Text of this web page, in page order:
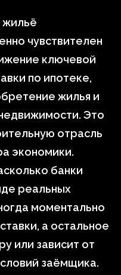
жильё
чувствителен
ключевой
по ипотеке,
жилья и
Это
отрасль
экономики.
банки
реальных
моментально
а остальное
или зависит от
заёмщика.